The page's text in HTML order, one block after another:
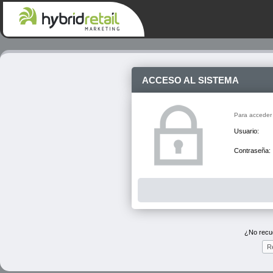
ACCESO AL SISTEMA
Para
Usuario:
Contraseña:
¿No